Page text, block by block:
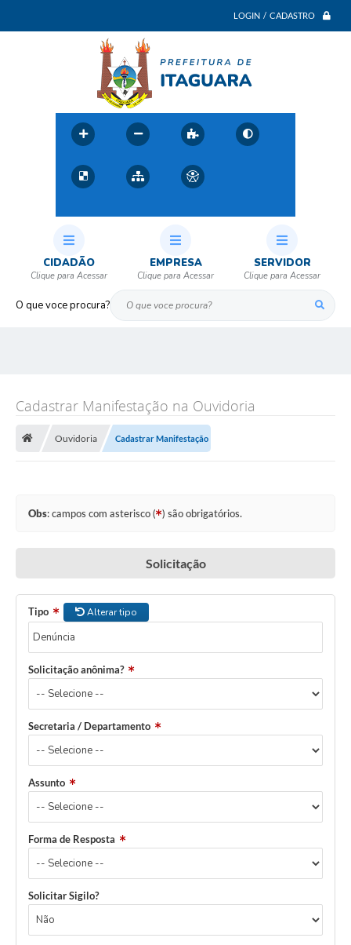
LOGIN / CADASTRO
O que voce procura?
CIDADÃO EMPRESA SERVIDOR
Cadastrar Manifestação na Ouvidoria
Ouvidoria Cadastrar Manifestação
Obs: campos com asterisco ( ) são obrigatórios.
Solicitação
Tipo Alterar tipo
Solicitação anônima?
Secretaria / Departamento
Assunto
Forma de Resposta
Solicitar Sigilo?